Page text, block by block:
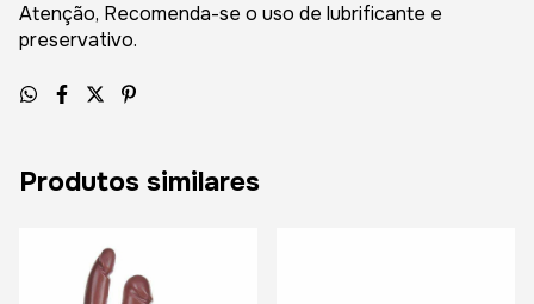
Atenção, Recomenda-se o uso de lubrificante e
preservativo.
Produtos similares